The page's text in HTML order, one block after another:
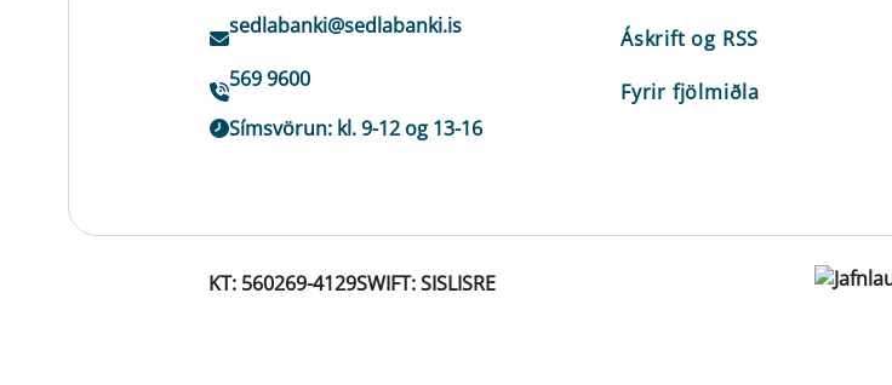
sedlabanki@sedlabanki.is
569 9600
Símsvörun: kl. 9-12 og 13-16
Áskrift og RSS
Fyrir fjölmiðla
KT: 560269-4129SWIFT: SISLISRE